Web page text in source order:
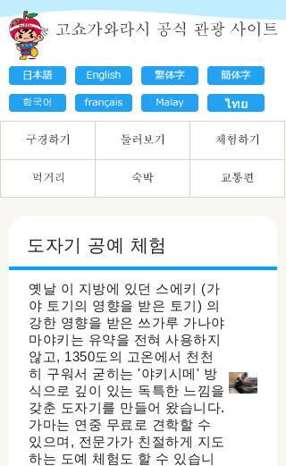
도자기 공예 체험
옛날 이 지방에 있던 스에키 (가
야 토기의 영향을 받은 토기) 의
강한 영향을 받은 쓰가루 가나야
마야키는 유약을 전혀 사용하지
않고, 1350도의 고온에서 천천
히 구워서 굳히는 '야키시메' 방
식으로 깊이 있는 독특한 느낌을
갖춘 도자기를 만들어 왔습니다.
가마는 연중 무료로 견학할 수
있으며, 전문가가 친절하게 지도
하는 도예 체험도 할 수 있습니